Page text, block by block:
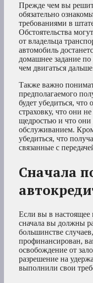
Прежде чем вы
обязательно
требованиями в
Обстоятельства
от владельца
автомобиль
домашнее задание
чем двигаться
Также важно
предполагаемого
будет убедиться, что
страховку, что они
щедростью и что
обслуживанием.
убедиться, что
связанные с
Сначала
Если вы в настоящее
сначала вы должны
большинстве
профинансирован,
освобождение от
разрешение на
выполнили свои